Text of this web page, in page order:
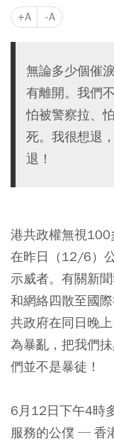
+A -A
無論多少個催
有離開。我們
怕被警察拉、
死。我很想退
退！
港共政權無視100
在昨日（12/6）
示威者。有關新
和網絡四散至國
共政府在同日晚
為暴亂，把我們
們並不是暴徒！
6月12日下午4時
服務的公僕 ─ 香